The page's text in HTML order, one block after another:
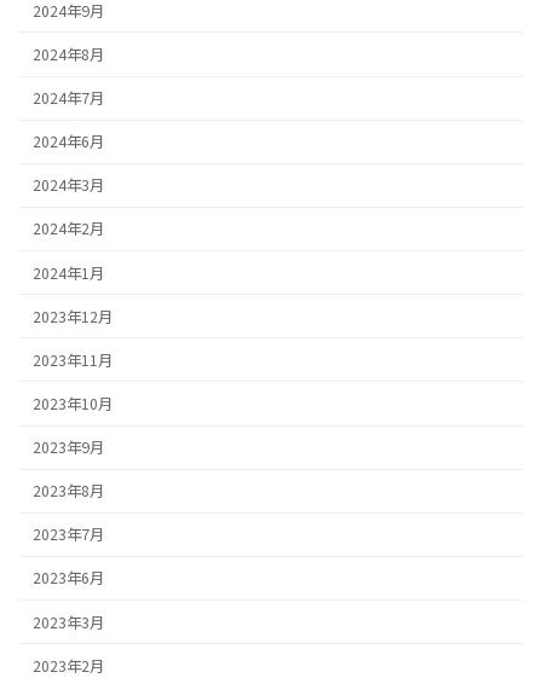
2024年9月
2024年8月
2024年7月
2024年6月
2024年3月
2024年2月
2024年1月
2023年12月
2023年11月
2023年10月
2023年9月
2023年8月
2023年7月
2023年6月
2023年3月
2023年2月